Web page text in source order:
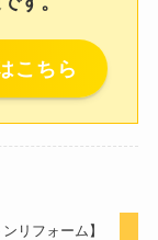
こちら
ンリフォーム】